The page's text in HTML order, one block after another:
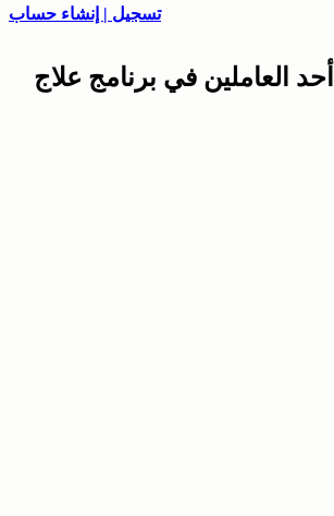
تسجيل | إنشاء حساب
العاملين في برنامج علاج